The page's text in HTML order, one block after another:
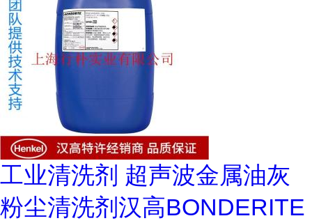
工业清洗剂 超声波金属油灰
粉尘清洗剂汉高BONDERITE